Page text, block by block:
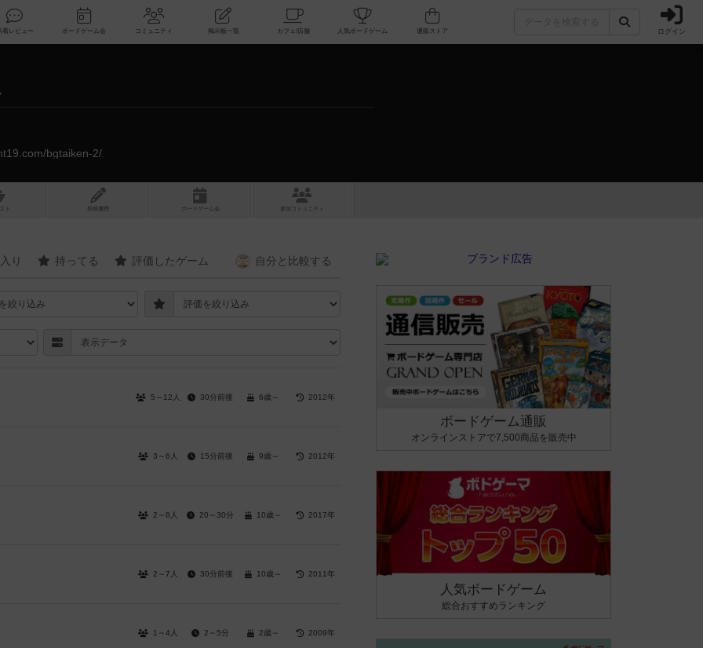
新着レビュー ボードゲーム会 コミュニティ 掲示板一覧 カフェ/店舗 人気ボードゲーム ログイン
bgtaiken-2/
投稿履歴 ボ ドゲ ーム コミュニティ
り 持ってる 評価したゲーム 自分と 比較する
5～12人 30分前後 6歳～ 2012年
3～6人 15分前後 9歳～ 2012年
2～8人 20～30分 10歳～ 2017年
2～7人 30分前後 10歳～ 2011年
1～4人 2～5分 2歳～ 2009年
ボードゲーム通販
オンラインストアで7,500商品を販売中
人気ボードゲーム
総合おすすめランキング